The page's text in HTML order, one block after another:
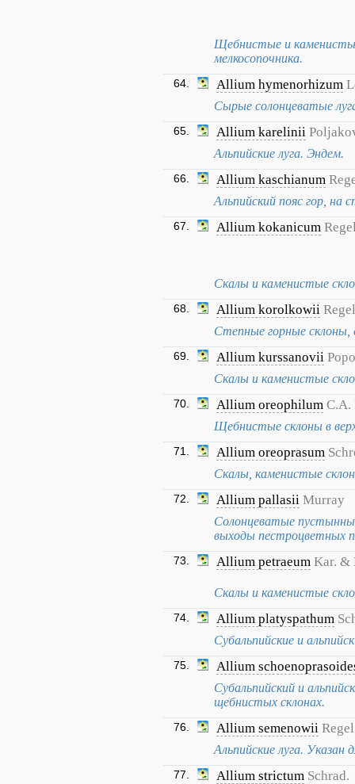
Щебнистые и
мелкосопочника.
64. Allium hymenorhizum
Сырые солонцеватые
65. Allium karelinii
Альпийские луга. Эндем.
66. Allium kaschianum
Альпийский пояс гор, на
67. Allium kokanicum
Скалы и каменистые
68. Allium korolkowii Regel
Степные горные склоны,
69. Allium kurssanovii
Скалы и каменистые
70. Allium oreophilum C.A.
Щебнистые склоны в
71. Allium oreoprasum
Скалы, каменистые
72. Allium pallasii Murray
Солонцеватые
выходы пестроцветных
73. Allium petraeum Kar. &
Скалы и каменистые
74. Allium platyspathum
Субальпийские и
75. Allium
Субальпийский и
щебнистых склонах.
76. Allium semenowii Regel
Альпийские луга. Указан
77. Allium strictum Schrad.